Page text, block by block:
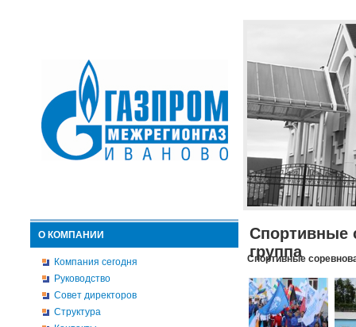
О КОМПАНИИ
Компания сегодня
Руководство
Совет директоров
Структура
Спортивные
группа
Спортивные